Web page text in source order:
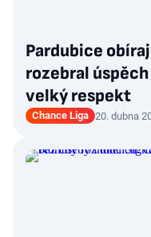
Pardubice
rozebral
velký respekt
Chance Liga 20. dubna